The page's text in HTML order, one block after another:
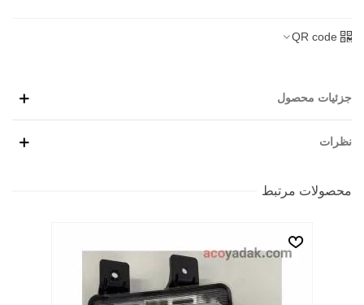
QR code
جزئیات محصول
نظرات
محصولات مرتبط